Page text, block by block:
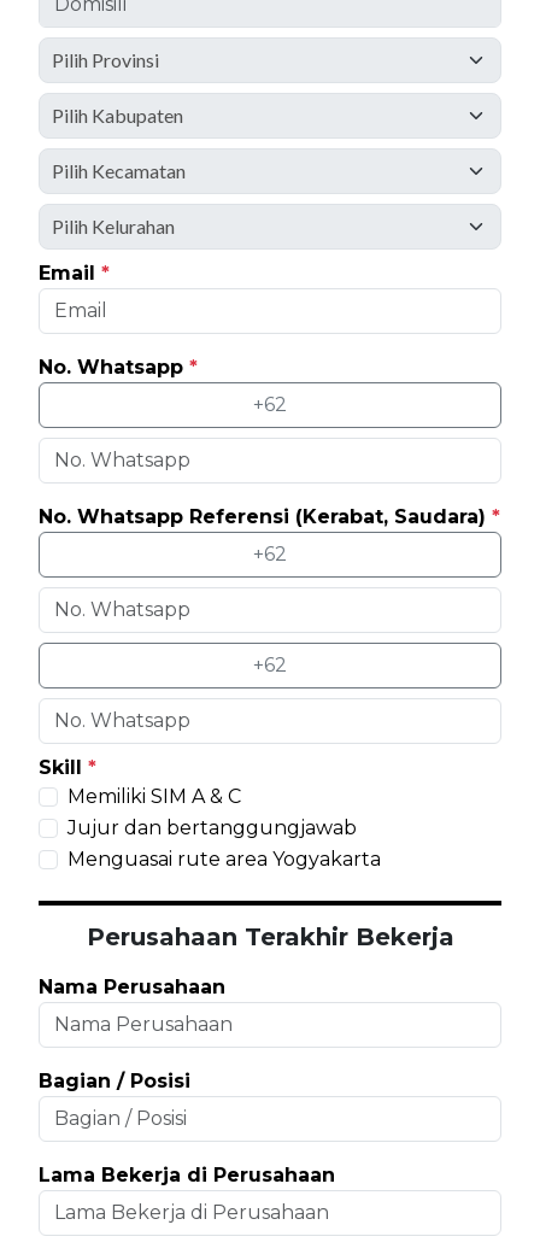
Email *
No. Whatsapp *
+62
No. Whatsapp Referensi (Kerabat, Saudara) *
+62
+62
Skill *
Memiliki SIM A & C
Jujur dan bertanggungjawab
Menguasai rute area Yogyakarta
Perusahaan Terakhir Bekerja
Nama Perusahaan
Bagian / Posisi
Lama Bekerja di Perusahaan